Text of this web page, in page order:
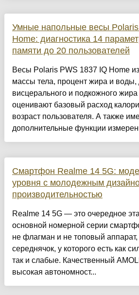
Умные напольные весы
Home: диагностика 14
памяти до 20 пользователей
Весы Polaris PWS 1837 IQ Home
массы тела, процент жира и
висцерального и подкожного
оценивают базовый расход
возраст пользователя. А также
дополнительные функции
Смартфон Realme 14 5G:
уровня с молодежным
производительностью
Realme 14 5G — это очередное
основной номерной серии
не флагман и не топовый
середнячок, у которого есть как
так и слабые. Качественный
высокая автономност...